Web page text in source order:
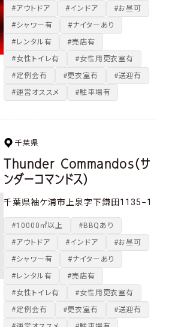
#アウトドア
#インドア
#お昼可
#シャワー有
#ナイターあり
#レンタル有
#売店有
#女性トイレ有
#女性用更衣室有
#定例会有
#更衣室有
#送迎有
#運営オススメ
#駐車場有
千葉県
Thunder Commandos（サ
ンダーコマンドス）
千葉県袖ケ浦市上泉字下鎌田1135−1
#10000㎡以上
#BBQあり
#アウトドア
#インドア
#お昼可
#シャワー有
#ナイターあり
#レンタル有
#売店有
#女性トイレ有
#女性用更衣室有
#定例会有
#更衣室有
#送迎有